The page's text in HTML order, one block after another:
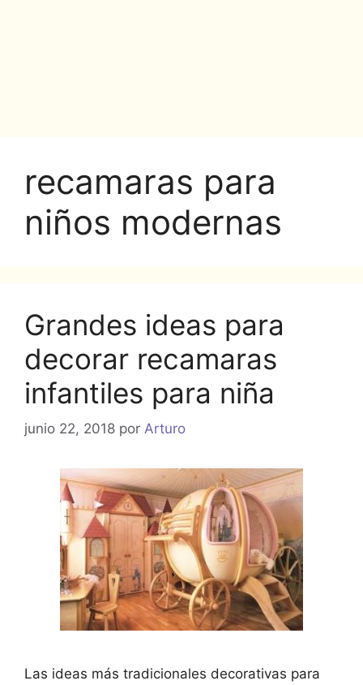
recamaras para
niños modernas
Grandes ideas para
decorar recamaras
infantiles para niña
junio 22, 2018 por Arturo
Las ideas más tradicionales decorativas para